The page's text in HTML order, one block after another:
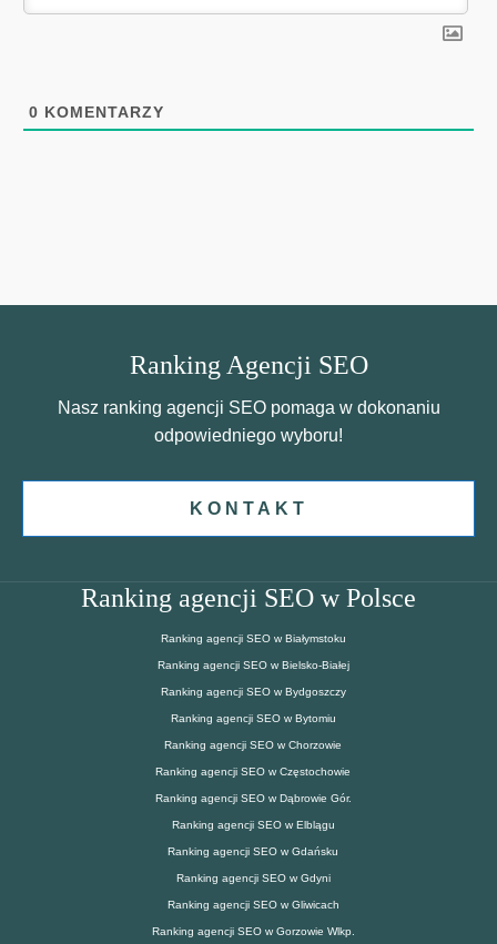
0 KOMENTARZY
Ranking Agencji SEO
Nasz ranking agencji SEO pomaga w dokonaniu
odpowiedniego wyboru!
KONTAKT
Ranking agencji SEO w Polsce
Ranking agencji SEO w Białymstoku
Ranking agencji SEO w Bielsko-Białej
Ranking agencji SEO w Bydgoszczy
Ranking agencji SEO w Bytomiu
Ranking agencji SEO w Chorzowie
Ranking agencji SEO w Częstochowie
Ranking agencji SEO w Dąbrowie Gór.
Ranking agencji SEO w Elblągu
Ranking agencji SEO w Gdańsku
Ranking agencji SEO w Gdyni
Ranking agencji SEO w Gliwicach
Ranking agencji SEO w Gorzowie Wlkp.